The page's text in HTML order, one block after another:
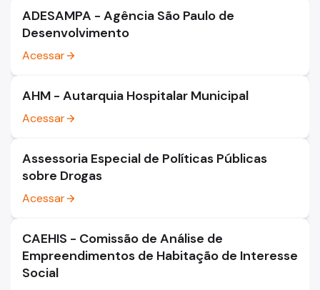
ADESAMPA - Agência São Paulo de
Desenvolvimento
Acessararrow_forward
AHM - Autarquia Hospitalar Municipal
Acessararrow_forward
Assessoria Especial de Políticas Públicas
sobre Drogas
Acessararrow_forward
CAEHIS - Comissão de Análise de
Empreendimentos de Habitação de Interesse
Social